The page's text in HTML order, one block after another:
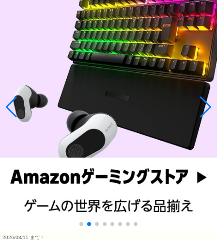
2026/08/15 まで！